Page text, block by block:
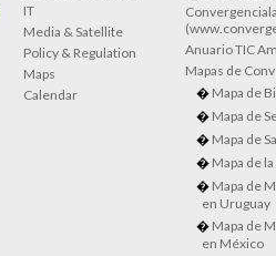
IT
Media & Satellite
Policy & Regulation
Maps
Calendar
Anuario TIC
Mapas de
Mapa de
Mapa de
Mapa de
Mapa de
Mapa de
en Uruguay
Mapa de
en México